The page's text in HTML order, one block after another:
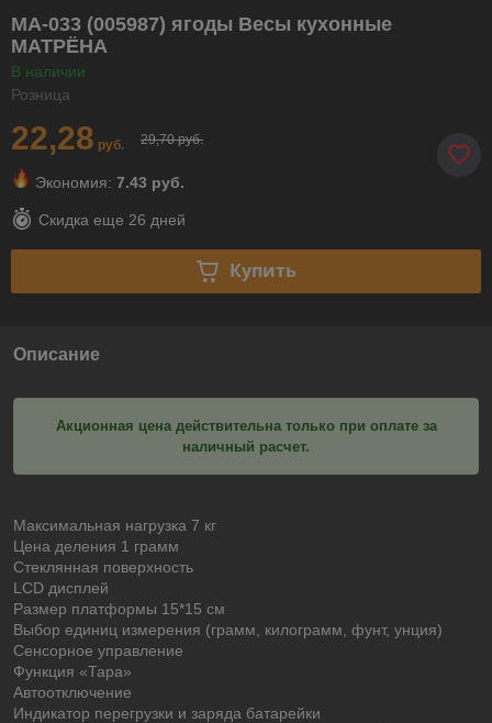
MA-033 (005987) ягоды Весы кухонные
МАТРЁНА
В наличии
Розница
22,28 руб. 29,70 руб.
Экономия: 7.43 руб.
Скидка еще 26 дней
Купить
Описание
Акционная цена действительна только при оплате за
наличный расчет.
Максимальная нагрузка 7 кг
Цена деления 1 грамм
Стеклянная поверхность
LСD дисплей
Размер платформы 15*15 см
Выбор единиц измерения (грамм, килограмм, фунт, унция)
Сенсорное управление
Функция «Тара»
Автоотключение
Индикатор перегрузки и заряда батарейки